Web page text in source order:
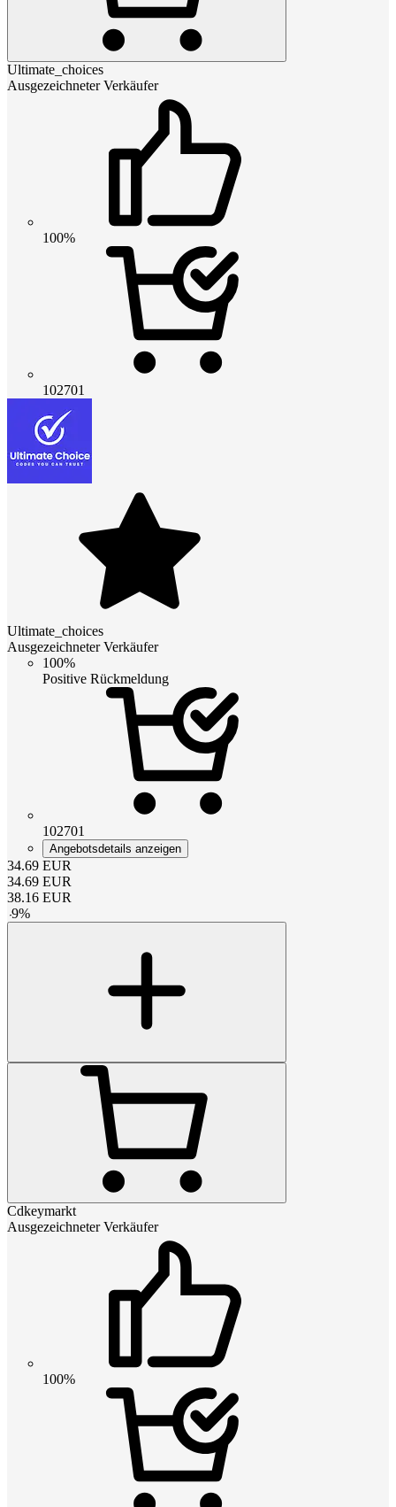
Ultimate_choices
Ausgezeichneter Verkäufer
100%
102701
Ultimate_choices
Ausgezeichneter Verkäufer
100%
Positive Rückmeldung
102701
Angebotsdetails anzeigen
34.69 EUR
34.69 EUR
38.16 EUR
-9%
Cdkeymarkt
Ausgezeichneter Verkäufer
100%